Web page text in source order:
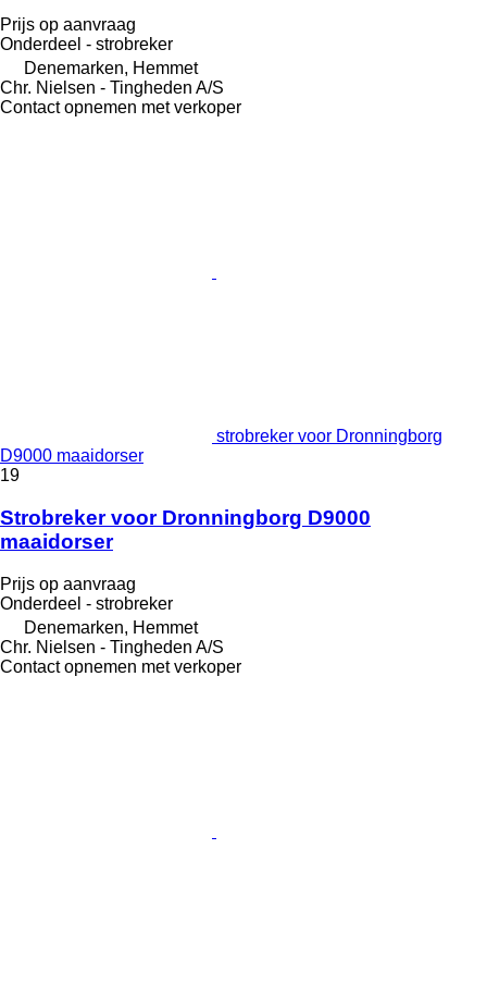
Prijs op aanvraag
Onderdeel - strobreker
Denemarken, Hemmet
Chr. Nielsen - Tingheden A/S
Contact opnemen met verkoper
strobreker voor Dronningborg
D9000 maaidorser
19
Strobreker voor Dronningborg D9000
maaidorser
Prijs op aanvraag
Onderdeel - strobreker
Denemarken, Hemmet
Chr. Nielsen - Tingheden A/S
Contact opnemen met verkoper